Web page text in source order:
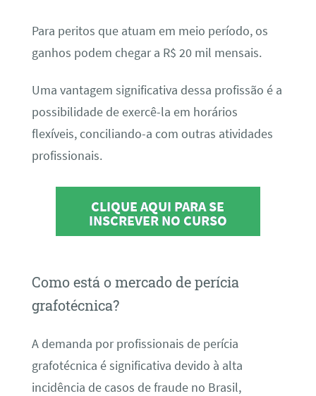
Para peritos que atuam em meio período, os
ganhos podem chegar a R$ 20 mil mensais.
Uma vantagem significativa dessa profissão é a
possibilidade de exercê-la em horários
flexíveis, conciliando-a com outras atividades
profissionais.
CLIQUE AQUI PARA SE
INSCREVER NO CURSO
Como está o mercado de perícia
grafotécnica?
A demanda por profissionais de perícia
grafotécnica é significativa devido à alta
incidência de casos de fraude no Brasil,